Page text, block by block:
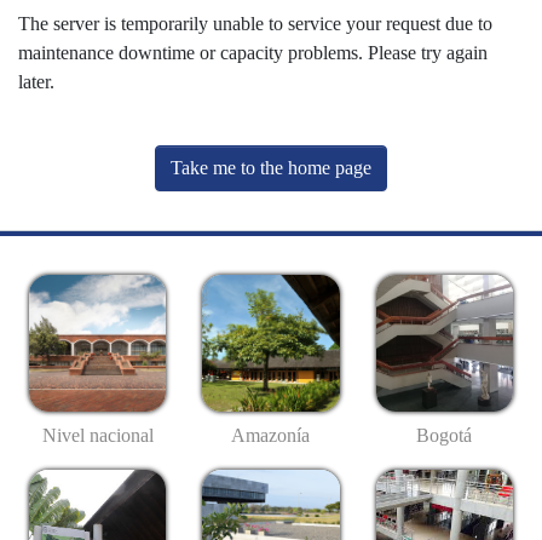
The server is temporarily unable to service your request due to
maintenance downtime or capacity problems. Please try again
later.
Take me to the home page
Nivel nacional Amazonía Bogotá